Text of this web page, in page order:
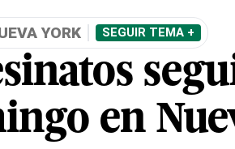
YORK SEGUIR TEMA +
en